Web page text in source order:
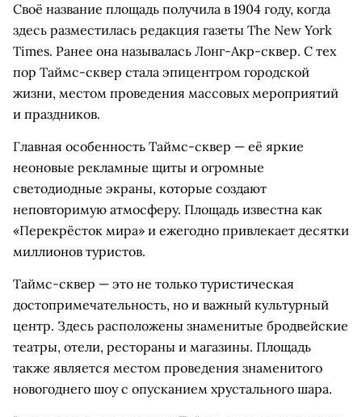
Своё название площадь получила в 1904 году, когда
здесь разместилась редакция газеты The New York
Times. Ранее она называлась Лонг-Акр-сквер. С тех
пор Таймс-сквер стала эпицентром городской
жизни, местом проведения массовых мероприятий
и праздников.
Главная особенность Таймс-сквер — её яркие
неоновые рекламные щиты и огромные
светодиодные экраны, которые создают
неповторимую атмосферу. Площадь известна как
«Перекрёсток мира» и ежегодно привлекает десятки
миллионов туристов.
Таймс-сквер — это не только туристическая
достопримечательность, но и важный культурный
центр. Здесь расположены знаменитые бродвейские
театры, отели, рестораны и магазины. Площадь
также является местом проведения знаменитого
новогоднего шоу с опусканием хрустального шара.